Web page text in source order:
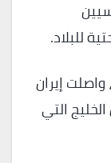
للبلاد.
إيران
التي